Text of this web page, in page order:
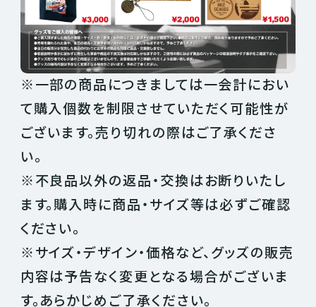
※一部の商品につきましては一会計におい
て購入個数を制限させていただく可能性が
ございます。売り切れの際はご了承くださ
い。
※不良品以外の返品・交換はお断りいたし
ます。購入時に商品・サイズ等は必ずご確認
ください。
※サイズ・デザイン・価格など、グッズの販売
内容は予告なく変更となる場合がございま
す。あらかじめご了承ください。